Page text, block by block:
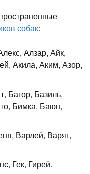
собак:
Алзар, Айк,
Акила, Аким, Азор,
Багор, Базиль,
Бимка, Баюн,
Варлей, Варяг,
Гек, Гирей.